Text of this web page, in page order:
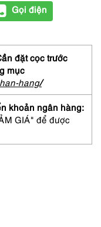
Gọi điện
đặt cọc trước
mục
hang/
khoản ngân hàng:
GIÁ" để được